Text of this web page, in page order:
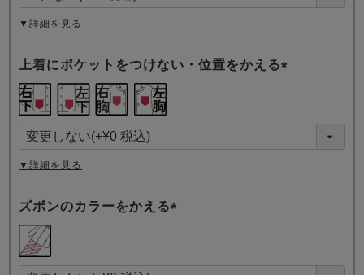
)
▼詳細を見る
上着にポケットをつけない・位置をかえる
須
)
▼詳細を見る
ズボンのカラーをかえる
須